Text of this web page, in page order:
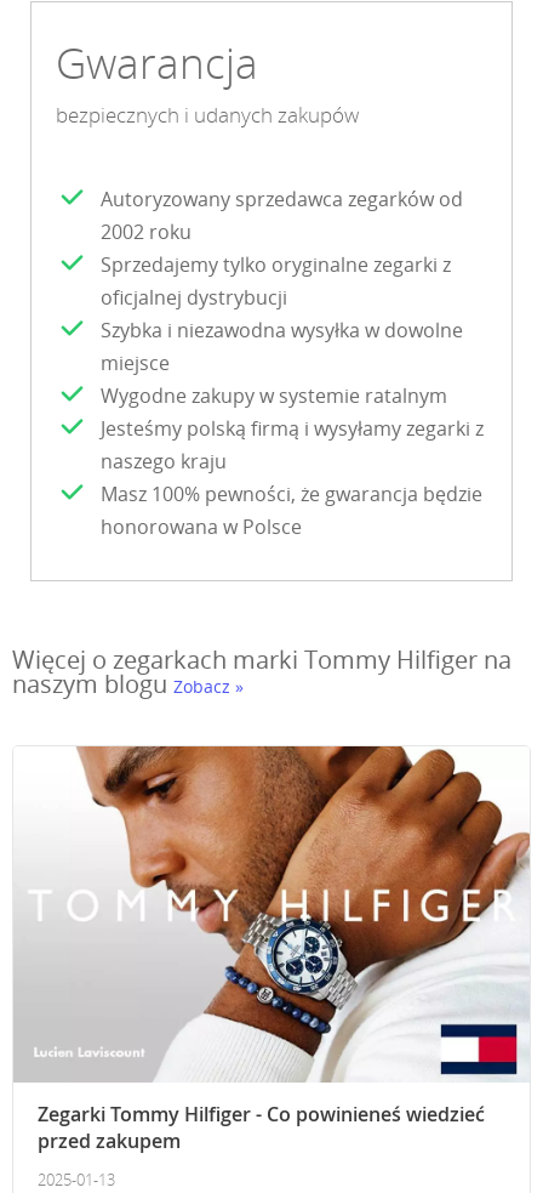
Gwarancja
bezpiecznych i udanych zakupów
Autoryzowany sprzedawca zegarków od
2002 roku
Sprzedajemy tylko oryginalne zegarki z
oficjalnej dystrybucji
Szybka i niezawodna wysyłka w dowolne
miejsce
Wygodne zakupy w systemie ratalnym
Jesteśmy polską firmą i wysyłamy zegarki z
naszego kraju
Masz 100% pewności, że gwarancja będzie
honorowana w Polsce
Więcej o zegarkach marki Tommy Hilfiger na
naszym blogu Zobacz »
Zegarki Tommy Hilfiger - Co powinieneś wiedzieć
przed zakupem
2025-01-13